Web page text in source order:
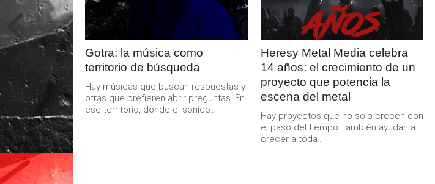
Gotra: la música como
territorio de búsqueda
Hay músicas que buscan respuestas y
otras que prefieren abrir preguntas. En
ese territorio, donde el sonido...
Heresy Metal Media celebra
14 años: el crecimiento de un
proyecto que potencia la
escena del metal
Hay proyectos que no solo crecen con
el paso del tiempo: también ayudan a
crecer a toda...